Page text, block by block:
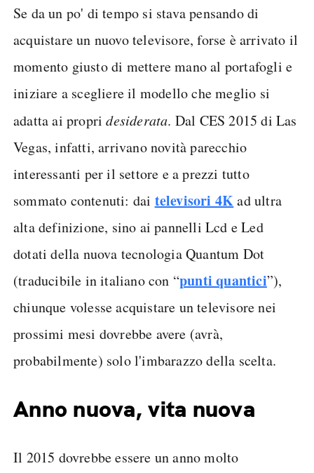
Se da un po' di tempo si stava pensando di
acquistare un nuovo televisore, forse è arrivato il
momento giusto di mettere mano al portafogli e
iniziare a scegliere il modello che meglio si
adatta ai propridesiderata. Dal CES 2015 di Las
Vegas, infatti, arrivano novità parecchio
interessanti per il settore e a prezzi tutto
sommato contenuti: dai televisori 4Kad ultra
alta definizione, sino ai pannelli Lcd e Led
dotati della nuova tecnologia Quantum Dot
(traducibile in italiano con “punti quantici”),
chiunque volesse acquistare un televisore nei
prossimi mesi dovrebbe avere (avrà,
probabilmente) solo l'imbarazzo della scelta.
Anno nuova, vita nuova
Il 2015 dovrebbe essere un anno molto